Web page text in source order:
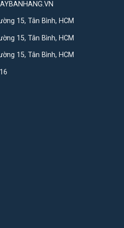
15, Tân Bình, HCM
15, Tân Bình, HCM
15, Tân Bình, HCM